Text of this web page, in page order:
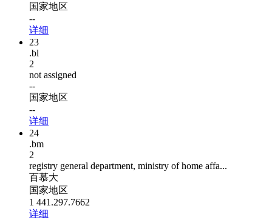
国家地区
--
详细
23
.bl
2
not assigned
--
国家地区
--
详细
24
.bm
2
registry general department, ministry of home affa...
百慕大
国家地区
1 441.297.7662
详细